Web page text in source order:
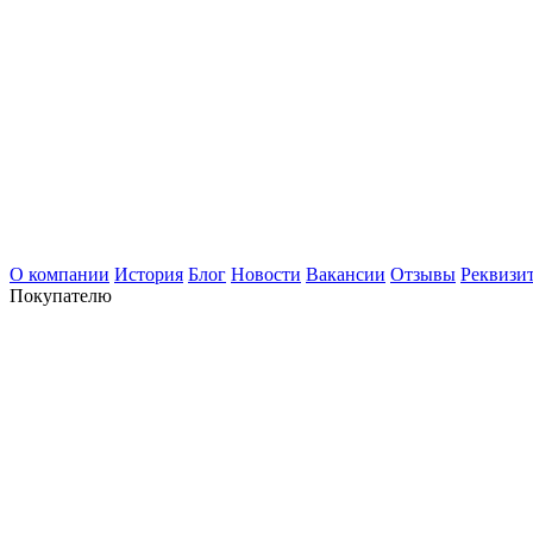
О компании История Блог Новости Вакансии Отзывы
Покупателю